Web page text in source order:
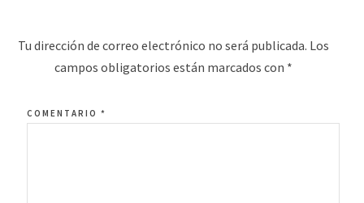
Tu dirección de correo electrónico no será publicada. Los
campos obligatorios están marcados con *
COMENTARIO *